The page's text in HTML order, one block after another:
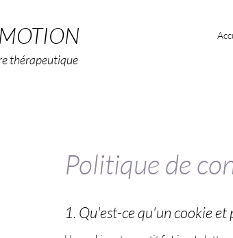
thérapeutique
Politique de
1. Qu'est-ce qu'un cookie